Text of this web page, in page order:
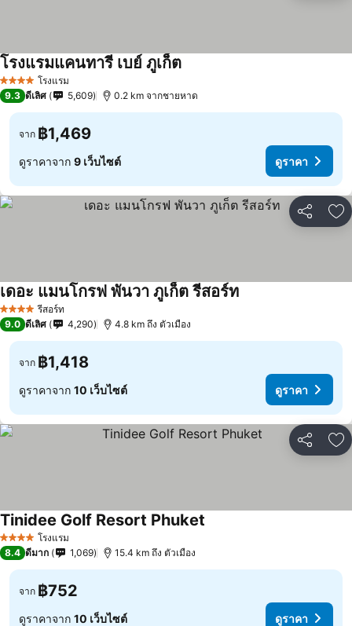
4 ดาว โรงแรม
โรงแรมแคนทารี เบย์ ภูเก็ต
9.3 ดีเลิศ 5,609 0.2 km จากชายหาด
จาก ฿1,469
ดูราคาจาก 9 เว็บไซต์ ดูราคา
แชร์ เ
4 ดาว รีสอร์ท
เดอะ แมนโกรฟ พันวา ภูเก็ต รีสอร์ท
9.0 ดีเลิศ 4,290 4.8 km ถึง ตัวเมือง
จาก ฿1,418
ดูราคาจาก 10 เว็บไซต์ ดูราคา
แชร์ เ
4 ดาว โรงแรม
Tinidee Golf Resort Phuket
8.4 ดีมาก 1,069 15.4 km ถึง ตัวเมือง
จาก ฿752
ดูราคาจาก 10 เว็บไซต์ ดูราคา